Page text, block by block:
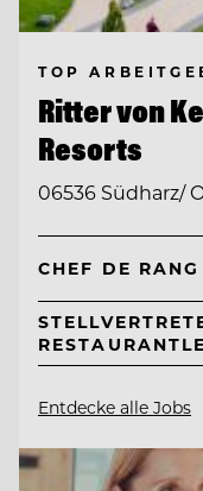
TOP
Ritter von
Resorts
06536 Südharz/
CHEF DE
Entdecke alle Jobs